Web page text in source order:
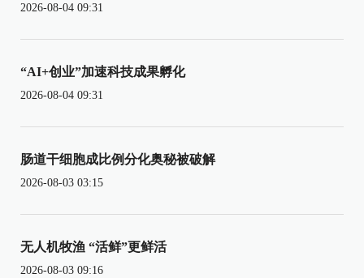
2026-08-04 09:31
“AI+创业”加速科技成果孵化
2026-08-04 09:31
肠道干细胞成比例分化奥秘被破解
2026-08-03 03:15
无人机牧渔 “活鲜”更鲜活
2026-08-03 09:16